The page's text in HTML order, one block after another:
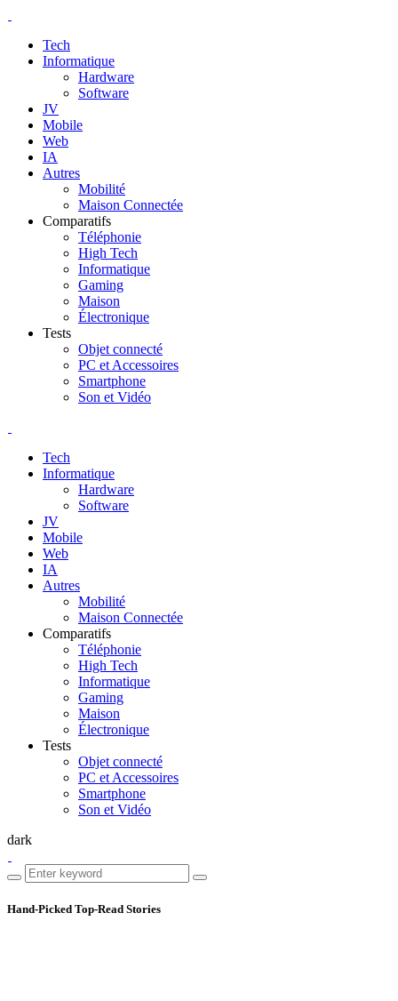
Tech
Informatique
Hardware
Software
JV
Mobile
Web
IA
Autres
Mobilité
Maison Connectée
Comparatifs
Téléphonie
High Tech
Informatique
Gaming
Maison
Électronique
Tests
Objet connecté
PC et Accessoires
Smartphone
Son et Vidéo
Tech
Informatique
Hardware
Software
JV
Mobile
Web
IA
Autres
Mobilité
Maison Connectée
Comparatifs
Téléphonie
High Tech
Informatique
Gaming
Maison
Électronique
Tests
Objet connecté
PC et Accessoires
Smartphone
Son et Vidéo
dark
Hand-Picked Top-Read Stories